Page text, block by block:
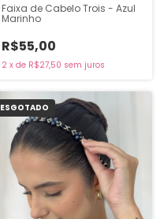
Faixa de Cabelo Trois - Azul
Marinho
R$55,00
2 x de R$27,50 sem juros
ESGOTADO